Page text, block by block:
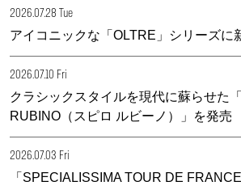
2026.07.28 Tue
アイコニックな「OLTRE」シリーズに
2026.07.10 Fri
クラシックスタイルを現代に蘇らせた
RUBINO（スピロ ルビーノ）」を発売
2026.07.03 Fri
「SPECIALISSIMA TOUR DE